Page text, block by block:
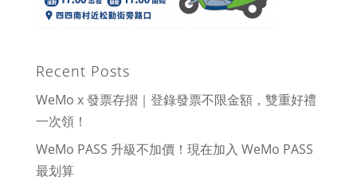
Recent Posts
WeMo x 發票存摺｜登錄發票不限金額，雙重好禮
一次領！
WeMo PASS 升級不加價！現在加入 WeMo PASS
最划算